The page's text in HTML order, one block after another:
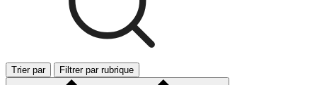
Trier par Filtrer par rubrique